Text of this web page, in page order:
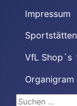
Impressum
Sportstätten
VfL Shop´s
Organigram
Suchen ...